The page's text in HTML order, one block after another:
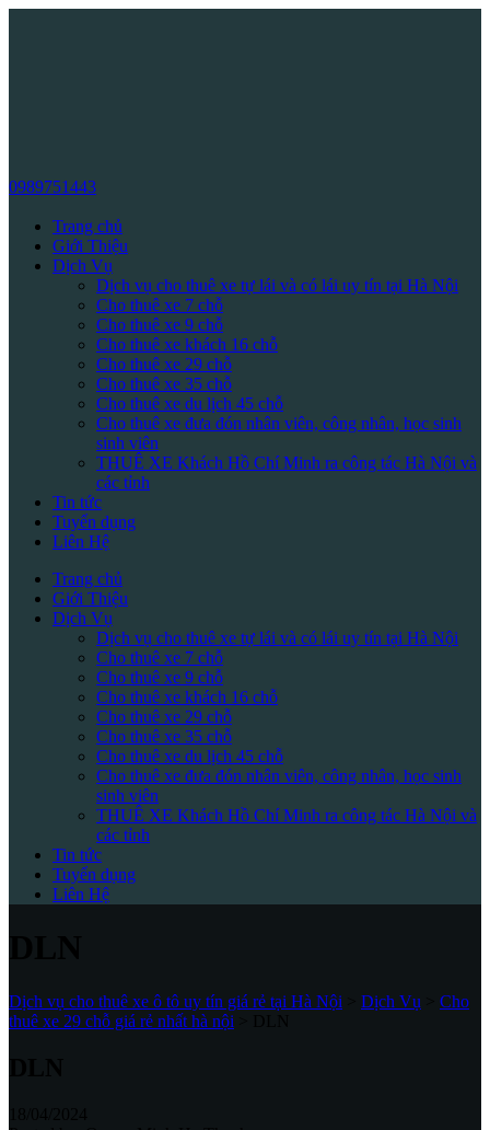
0989751443
Trang chủ
Giới Thiệu
Dịch Vụ
Dịch vụ cho thuê xe tự lái và có lái uy tín tại Hà Nội
Cho thuê xe 7 chỗ
Cho thuê xe 9 chỗ
Cho thuê xe khách 16 chỗ
Cho thuê xe 29 chỗ
Cho thuê xe 35 chỗ
Cho thuê xe du lịch 45 chỗ
Cho thuê xe đưa đón nhân viên, công nhân, học sinh
sinh viên
THUÊ XE Khách Hồ Chí Minh ra công tác Hà Nội và
các tỉnh
Tin tức
Tuyển dụng
Liên Hệ
Trang chủ
Giới Thiệu
Dịch Vụ
Dịch vụ cho thuê xe tự lái và có lái uy tín tại Hà Nội
Cho thuê xe 7 chỗ
Cho thuê xe 9 chỗ
Cho thuê xe khách 16 chỗ
Cho thuê xe 29 chỗ
Cho thuê xe 35 chỗ
Cho thuê xe du lịch 45 chỗ
Cho thuê xe đưa đón nhân viên, công nhân, học sinh
sinh viên
THUÊ XE Khách Hồ Chí Minh ra công tác Hà Nội và
các tỉnh
Tin tức
Tuyển dụng
Liên Hệ
Dịch vụ cho thuê xe ô tô uy tín giá rẻ tại Hà Nội Dịch Vụ
Cho
thuê xe 29 chỗ giá rẻ nhất hà nội